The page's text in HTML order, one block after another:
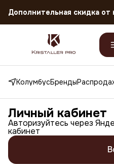
Дополнительная скидка от
Скидка 45% на все товары
КолумбусБренды
Личный кабинет
Авторизуйтесь через
кабинет